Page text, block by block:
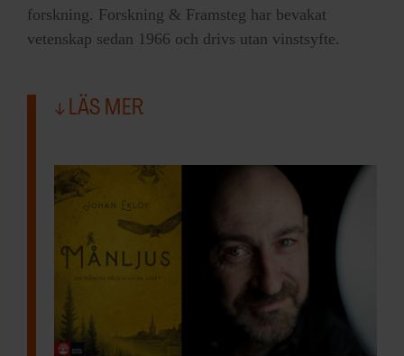
forskning. Forskning & Framsteg har bevakat
vetenskap sedan 1966 och drivs utan vinstsyfte.
LÄS MER